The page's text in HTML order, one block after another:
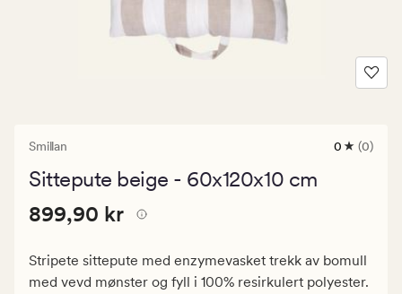
Smillan
0
0 (0)
Sittepute beige - 60x120x10 cm
Pris
899,90
Vanlig
Pris 899,90 kr
899,90 kr
Stripete sittepute med enzymevasket trekk av bomull
med vevd mønster og fyll i 100% resirkulert polyester.